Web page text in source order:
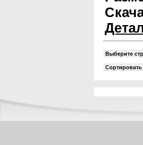
Выберите
Сортировать